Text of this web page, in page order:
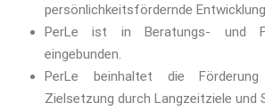
persönlichkeitsfördernde
PerLe ist in Beratungs- und
eingebunden.
PerLe beinhaltet die Förderung
Zielsetzung durch Langzeitziele und